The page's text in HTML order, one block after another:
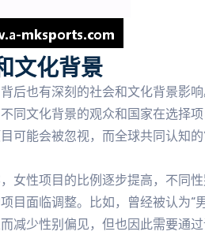
文化背景
后也有深刻的社会和文化背景影
同文化背景的观众和国家在选择
可能会被忽视，而全球共同认知的
女性项目的比例逐步提高，不同
面临调整。比如，曾经被认为“
减少性别偏见，但也因此需要通